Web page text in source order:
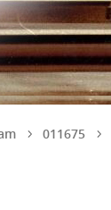
011675